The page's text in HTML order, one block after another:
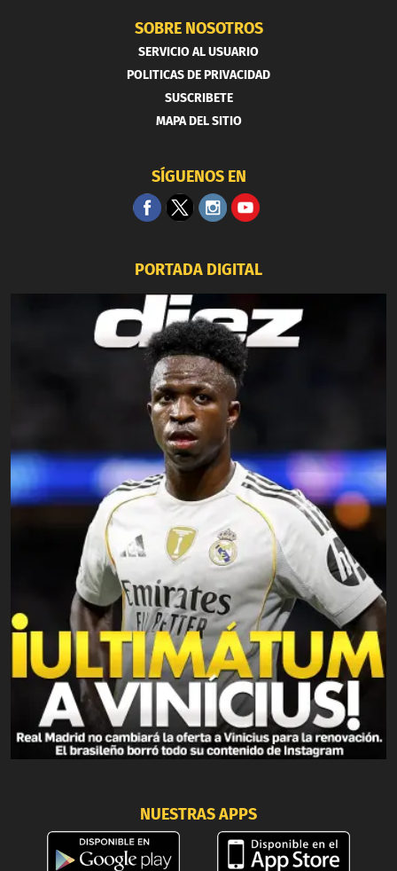
SOBRE NOSOTROS
SERVICIO AL USUARIO
POLITICAS DE PRIVACIDAD
SUSCRIBETE
MAPA DEL SITIO
SÍGUENOS EN
PORTADA DIGITAL
NUESTRAS APPS